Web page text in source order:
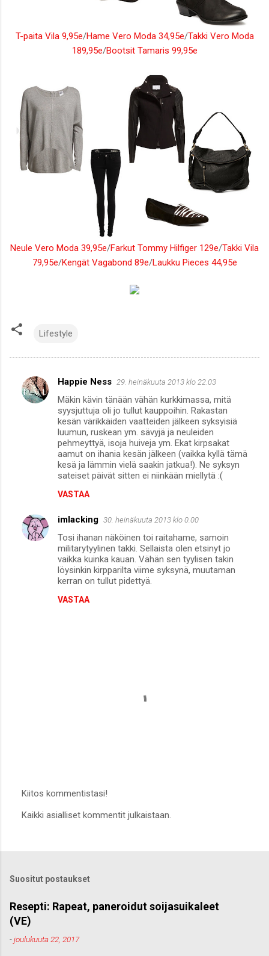
T-paita Vila 9,95e/Hame Vero Moda 34,95e/Takki Vero Moda
189,95e/Bootsit Tamaris 99,95e
Neule Vero Moda 39,95e/Farkut Tommy Hilfiger 129e/Takki Vila
79,95e/Kengät Vagabond 89e/Laukku Pieces 44,95e
Lifestyle
K
t
Happie Ness 29. heinäkuuta 2013 klo 22.03
Mäkin kävin tänään vähän kurkkimassa, mitä
syysjuttuja oli jo tullut kauppoihin. Rakastan
kesän värikkäiden vaatteiden jälkeen syksyisiä
luumun, ruskean ym. sävyjä ja neuleiden
pehmeyttyä, isoja huiveja ym. Ekat kirpsakat
aamut on ihania kesän jälkeen (vaikka kyllä tämä
kesä ja lämmin vielä saakin jatkua!). Ne syksyn
sateiset päivät sitten ei niinkään miellytä :(
VASTAA
imlacking 30. heinäkuuta 2013 klo 0.00
Tosi ihanan näköinen toi raitahame, samoin
militarytyylinen takki. Sellaista olen etsinyt jo
vaikka kuinka kauan. Vähän sen tyylisen takin
löysinkin kirpparilta viime syksynä, muutaman
kerran on tullut pidettyä.
VASTAA
ä
o
m
e
n
t
Kiitos kommentistasi!
Kaikki asialliset kommentit julkaistaan.
Suositut postaukset
Resepti: Rapeat, paneroidut soijasuikaleet
(VE)
-joulukuuta 22, 2017